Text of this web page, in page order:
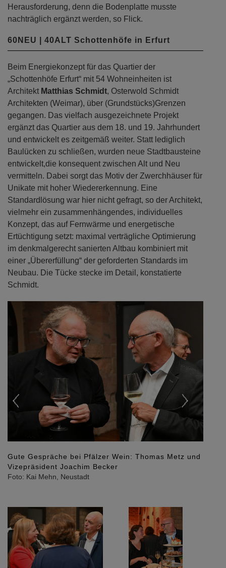
Herausforderung, denn die Bodenplatte musste
nachträglich ergänzt werden, so Flick.
60NEU | 40ALT Schottenhöfe in Erfurt
Beim Energiekonzept für das Quartier der
„Schottenhöfe Erfurt“ mit 54 Wohneinheiten ist
Architekt Matthias Schmidt, Osterwold Schmidt
Architekten (Weimar), über (Grundstücks)Grenzen
gegangen. Das vielfach ausgezeichnete Projekt
ergänzt das Quartier aus dem 18. und 19. Jahrhundert
und entwickelt es zeitgemäß weiter. Statt lediglich
Baulücken zu schließen, wurden neue Stadtbausteine
entwickelt,die konsequent zwischen Alt und Neu
vermitteln. Dabei sorgt das Motiv der Zwerchhäuser für
Unikate mit hoher Wiedererkennung. Eine
Standardlösung war hier nicht gefragt, so der Architekt,
vielmehr ein zusammenhängendes, individuelles
Konzept, das auf Fernwärme und energetische
Ertüchtigung setzt: maximal verträgliche Optimierung
im denkmalgerecht sanierten Altbau kombiniert mit
einer „Übererfüllung“ der geforderten Standards im
Neubau. Die Tücke stecke im Detail, konstatierte
Schmidt.
Gute Gespräche bei Pfälzer Wein: Thomas Metz und
Vizepräsident Joachim Becker
Foto: Kai Mehn, Neustadt
Previous